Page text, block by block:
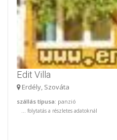
Edit Villa
Erdély, Szováta
szállás típusa: panzió
... folytatás a részletes adatoknál